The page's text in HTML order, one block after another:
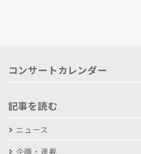
コンサートカレンダー
記事を読む
ニュース
企画・連載